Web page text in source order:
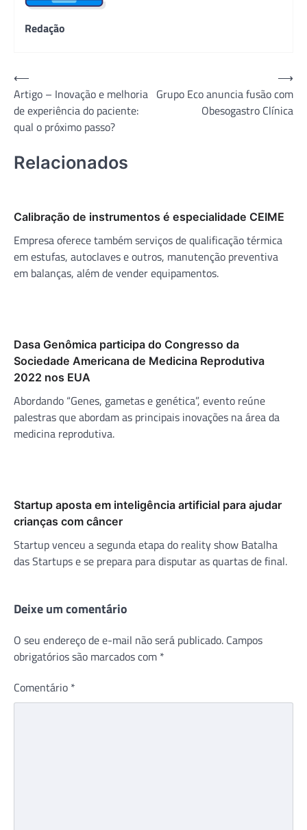
Redação
Navegação
de
Post
⟵
Artigo – Inovação e melhoria
de experiência do paciente:
qual o próximo passo?
Grupo Eco anuncia fusão com
Obesogastro Clínica
⟶
Relacionados
Calibração de instrumentos é especialidade CEIME
Empresa oferece também serviços de qualificação térmica
em estufas, autoclaves e outros, manutenção preventiva
em balanças, além de vender equipamentos.
Dasa Genômica participa do Congresso da
Sociedade Americana de Medicina Reprodutiva
2022 nos EUA
Abordando “Genes, gametas e genética”, evento reúne
palestras que abordam as principais inovações na área da
medicina reprodutiva.
Startup aposta em inteligência artificial para ajudar
crianças com câncer
Startup venceu a segunda etapa do reality show Batalha
das Startups e se prepara para disputar as quartas de final.
Deixe um comentário
O seu endereço de e-mail não será publicado. Campos
obrigatórios são marcados com *
Comentário *